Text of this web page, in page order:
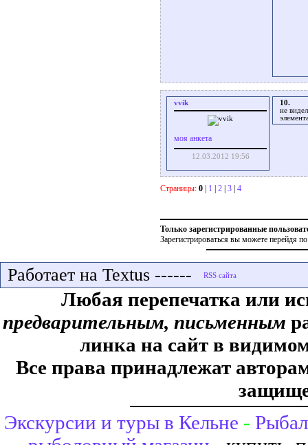
vvik
моя анкета
12.03.2012 19:56
10.
не
Страницы: 0 | 1 | 2 | 3 | 4
Только зарегистрированные
Зарегистрироваться вы можете перейдя
Работает на Textus ------
Любая перепечатка или
предварительным, письменным
линка на сайт в
Все права принадлежат
Экскурсии и туры в Кельне -